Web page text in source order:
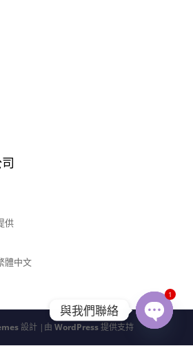
供
體中文
設計 |由WordPress提供支持
與我們聯絡
1